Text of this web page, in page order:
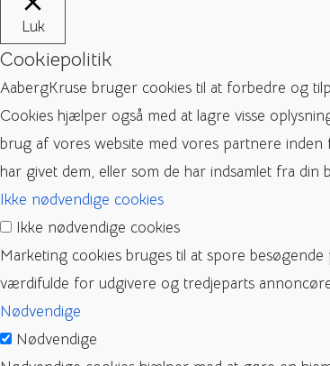
Luk
Cookiepolitik
AabergKruse bruger cookies til at forbedre og
Cookies hjælper også med at lagre visse
brug af vores website med vores partnere
har givet dem, eller som de har indsamlet fra din
Ikke nødvendige cookies
Ikke nødvendige cookies
Marketing cookies bruges til at spore
værdifulde for udgivere og tredjeparts
Nødvendige
Nødvendige